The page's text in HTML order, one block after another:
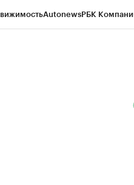
AutonewsРБК